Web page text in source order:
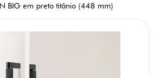
BIG em preto titânio (448 mm)